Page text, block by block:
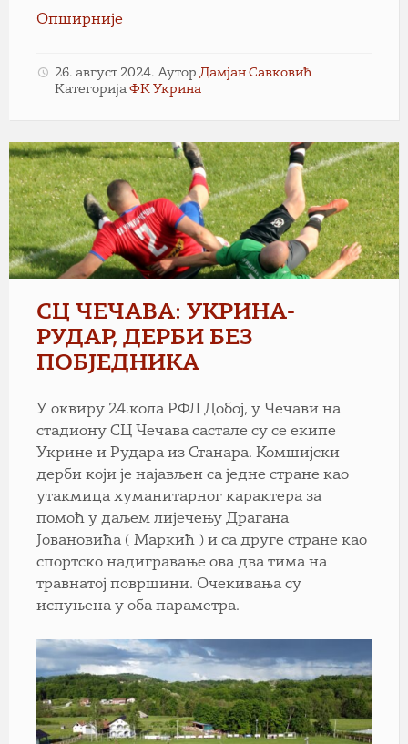
Опширније
26. август 2024. Аутор Дамјан Савковић
Категорија ФК Укрина
Укрина-
Рудар/
фото:
Неђо
Сувајац
СЦ ЧЕЧАВА: УКРИНА-
РУДАР, ДЕРБИ БЕЗ
ПОБЈЕДНИКА
У оквиру 24.кола РФЛ Добој, у Чечави на
стадиону СЦ Чечава састале су се екипе
Укрине и Рудара из Станара. Комшијски
дерби који је најављен са једне стране као
утакмица хуманитарног карактера за
помоћ у даљем лијечењу Драгана
Јовановића ( Маркић ) и са друге стране као
спортско надигравање ова два тима на
травнатој површини. Очекивања су
испуњена у оба параметра.